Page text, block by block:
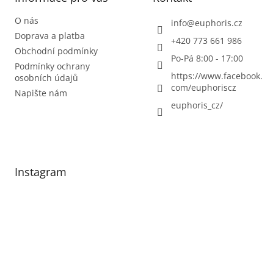
O nás
Doprava a platba
Obchodní podmínky
Podmínky ochrany
osobních údajů
Napište nám
info@euphoris.cz
+420 773 661 986
Po-Pá 8:00 - 17:00
https://www.facebook.
com/euphoriscz
euphoris_cz/
Instagram